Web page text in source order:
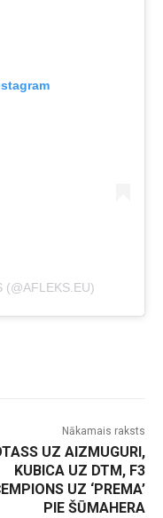
(@AFLEKS.EU)
Nākamais raksts
UZ AIZMUGURI,
KUBICA UZ DTM, F3
UZ ‘PREMA’
PIE ŠŪMAHERA